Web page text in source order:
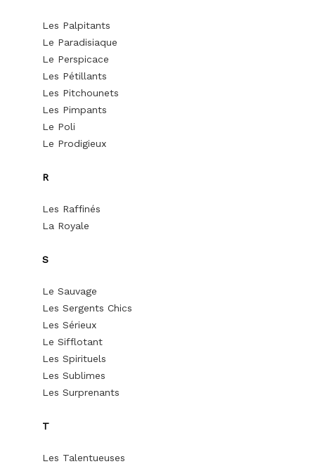
Les Palpitants
Le Paradisiaque
Le Perspicace
Les Pétillants
Les Pitchounets
Les Pimpants
Le Poli
Le Prodigieux
R
Les Raffinés
La Royale
S
Le Sauvage
Les Sergents Chics
Les Sérieux
Le Sifflotant
Les Spirituels
Les Sublimes
Les Surprenants
T
Les Talentueuses